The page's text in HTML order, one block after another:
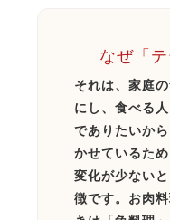
なぜ「
それは、家庭
にし、食べる
でありたいか
かせているた
変化が少ない
徴です。お肉